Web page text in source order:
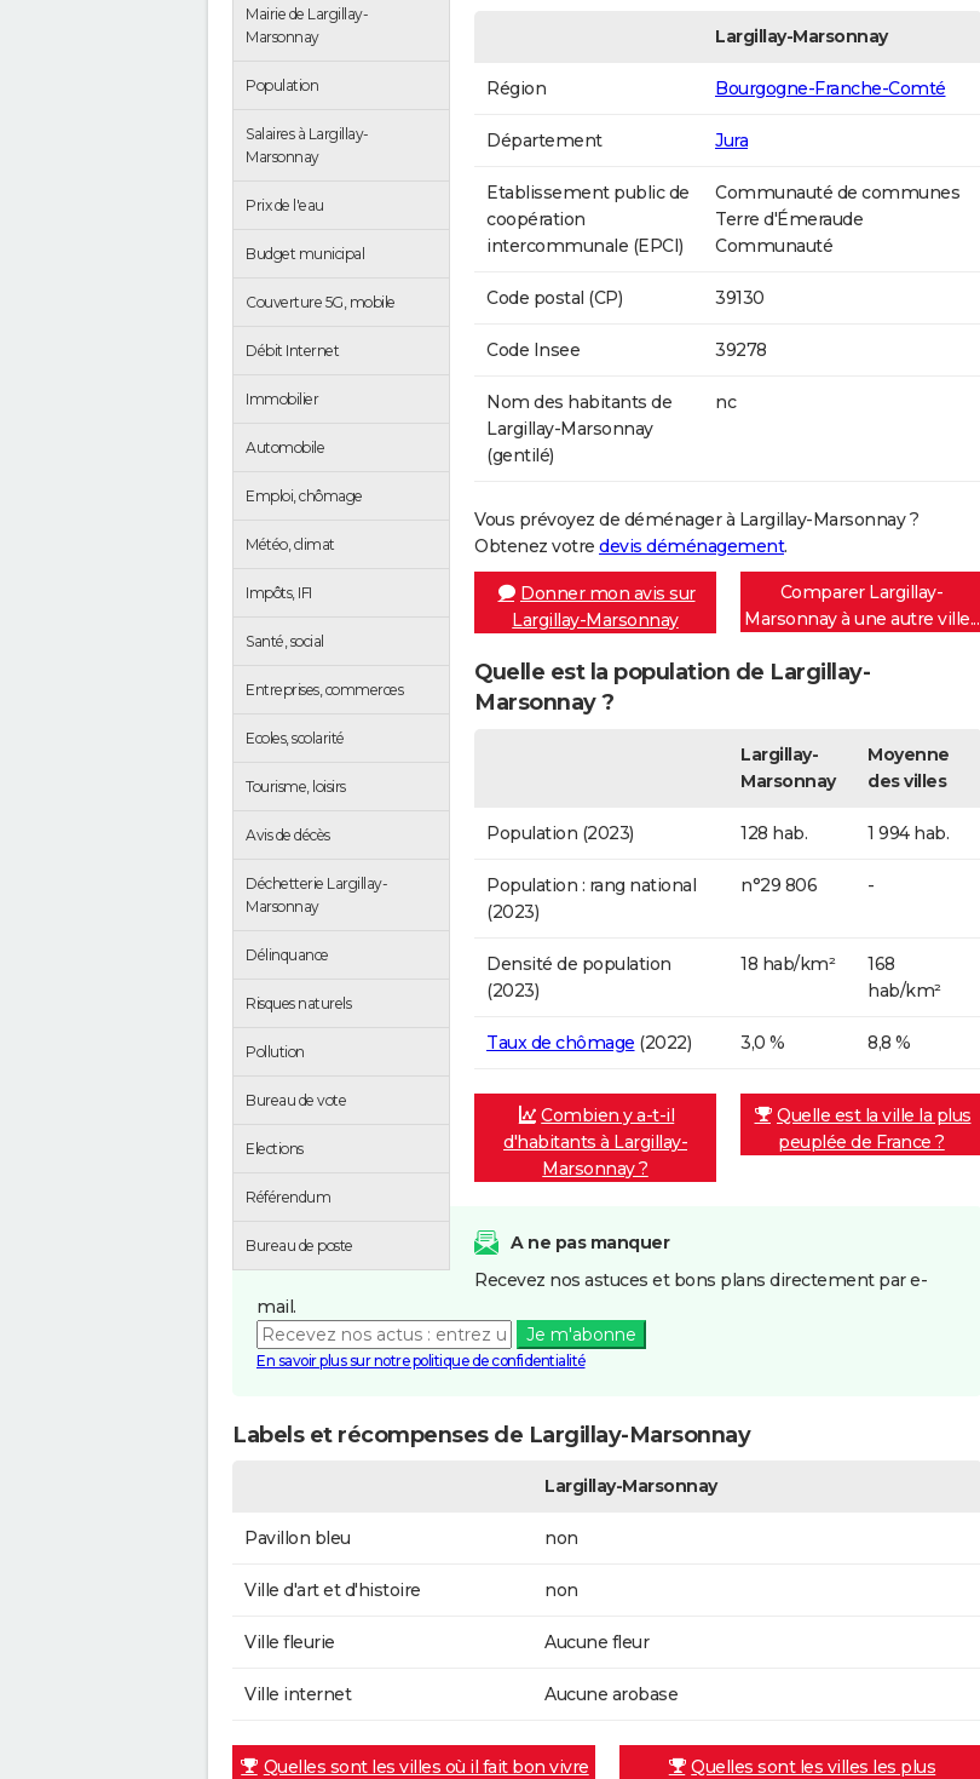
Mairie de Largillay-
Marsonnay
Population
Salaires à Largillay-
Marsonnay
Prix de l'eau
Budget municipal
Couverture 5G, mobile
Débit Internet
Immobilier
Automobile
Emploi, chômage
Météo, climat
Impôts, IFI
Santé, social
Entreprises, commerces
Ecoles, scolarité
Tourisme, loisirs
Avis de décès
Déchetterie Largillay-
Marsonnay
Délinquance
Risques naturels
Pollution
Bureau de vote
Elections
Référendum
Bureau de poste
Largillay-Marsonnay
Région Bourgogne-Franche-Comté
Département Jura
Etablissement public de
coopération
intercommunale (EPCI)
Communauté de communes
Terre d'Émeraude
Communauté
Code postal (CP) 39130
Code Insee 39278
Nom des habitants de
Largillay-Marsonnay
(gentilé)
nc
Vous prévoyez de déménager à Largillay-Marsonnay ?
Obtenez votre devis déménagement.
Donner mon avis sur
Largillay-Marsonnay
Comparer Largillay-
Marsonnay à une autre ville...
Quelle est la population de Largillay-
Marsonnay ?
Largillay-
Marsonnay
Moyenne
des villes
Population (2023) 128 hab. 1 994 hab.
Population : rang national
(2023)
n°29 806 -
Densité de population
(2023)
18 hab/km²
168
hab/km²
Taux de chômage (2022) 3,0 % 8,8 %
Combien y a-t-il
d'habitants à Largillay-
Marsonnay ?
Quelle est la ville la plus
peuplée de France ?
A ne pas manquer
Recevez nos astuces et bons plans directement par e-
mail.
Je m'abonne
En savoir plus sur notre politique de confidentialité
Labels et récompenses de Largillay-Marsonnay
Largillay-Marsonnay
Pavillon bleu non
Ville d'art et d'histoire non
Ville fleurie Aucune fleur
Ville internet Aucune arobase
Quelles sont les villes où il fait bon vivre
Quelles sont les villes les plus